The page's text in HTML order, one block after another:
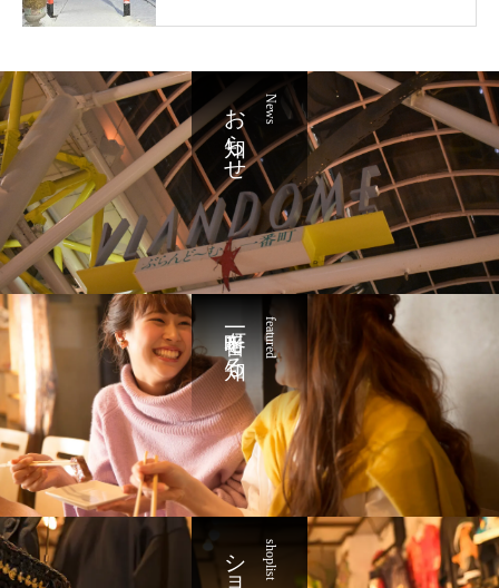
News
お知らせ
featured
一番町を知る
shoplist